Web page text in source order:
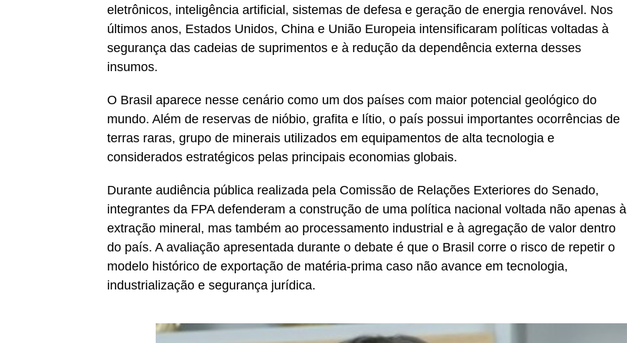
eletrônicos, inteligência artificial, sistemas de defesa e geração de energia renovável. Nos
últimos anos, Estados Unidos, China e União Europeia intensificaram políticas voltadas à
segurança das cadeias de suprimentos e à redução da dependência externa desses
insumos.
O Brasil aparece nesse cenário como um dos países com maior potencial geológico do
mundo. Além de reservas de nióbio, grafita e lítio, o país possui importantes ocorrências de
terras raras, grupo de minerais utilizados em equipamentos de alta tecnologia e
considerados estratégicos pelas principais economias globais.
Durante audiência pública realizada pela Comissão de Relações Exteriores do Senado,
integrantes da FPA defenderam a construção de uma política nacional voltada não apenas à
extração mineral, mas também ao processamento industrial e à agregação de valor dentro
do país. A avaliação apresentada durante o debate é que o Brasil corre o risco de repetir o
modelo histórico de exportação de matéria-prima caso não avance em tecnologia,
industrialização e segurança jurídica.